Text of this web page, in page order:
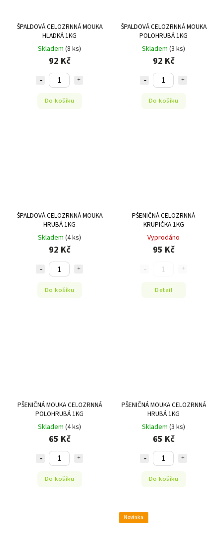
ŠPALDOVÁ CELOZRNNÁ MOUKA
HLADKÁ 1KG
Skladem (8 ks)
92 Kč
Do košíku
ŠPALDOVÁ CELOZRNNÁ MOUKA
POLOHRUBÁ 1KG
Skladem (3 ks)
92 Kč
Do košíku
ŠPALDOVÁ CELOZRNNÁ MOUKA
HRUBÁ 1KG
Skladem (4 ks)
92 Kč
Do košíku
PŠENIČNÁ CELOZRNNÁ
KRUPIČKA 1KG
Vyprodáno
95 Kč
Detail
PŠENIČNÁ MOUKA CELOZRNNÁ
POLOHRUBÁ 1KG
Skladem (4 ks)
65 Kč
Do košíku
PŠENIČNÁ MOUKA CELOZRNNÁ
HRUBÁ 1KG
Skladem (3 ks)
65 Kč
Do košíku
Novinka